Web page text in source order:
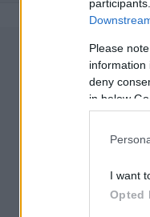
Please
information
deny
in below
I want
Opted